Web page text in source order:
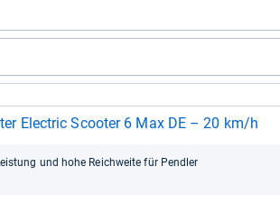
Elec­tric Scoo­ter 6 Max DE – 20 km/h
und hohe Reich­weite für Pend­ler